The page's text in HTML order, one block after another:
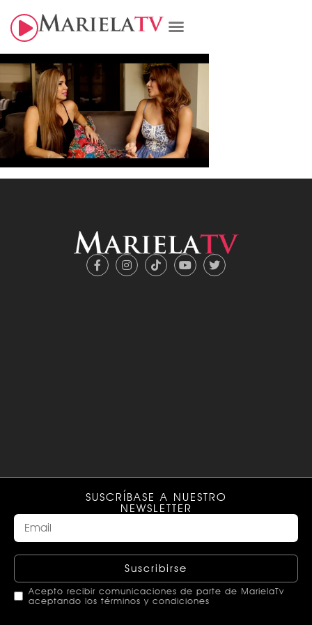
SUSCRÍBASE A NUESTRO
NEWSLETTER
Suscribirse
Acepto recibir comunicaciones de parte de MarielaTv
aceptando los términos y condiciones